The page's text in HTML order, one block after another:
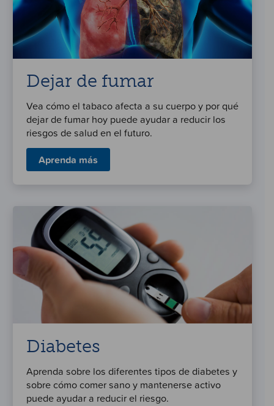
Dejar de fumar
Vea cómo el tabaco afecta a su cuerpo y por qué
dejar de fumar hoy puede ayudar a reducir los
riesgos de salud en el futuro.
Aprenda más
Diabetes
Aprenda sobre los diferentes tipos de diabetes y
sobre cómo comer sano y mantenerse activo
puede ayudar a reducir el riesgo.